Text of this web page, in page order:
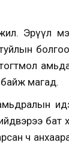
Эрүүл
магад.
ч